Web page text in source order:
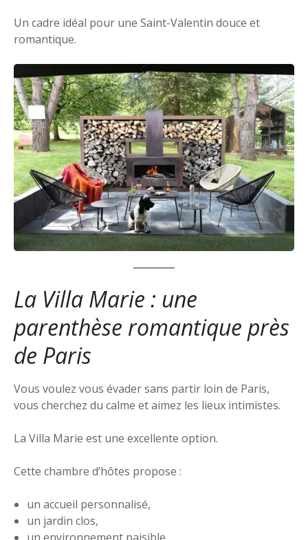
Un cadre idéal pour une Saint-Valentin douce et
romantique.
La Villa Marie : une
parenthèse romantique près
de Paris
Vous voulez vous évader sans partir loin de Paris,
vous cherchez du calme et aimez les lieux intimistes.
La Villa Marie est une excellente option.
Cette chambre d’hôtes propose :
un accueil personnalisé,
un jardin clos,